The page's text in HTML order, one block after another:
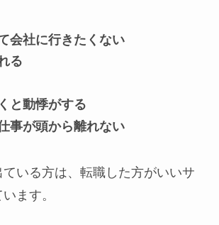
会社に行きたくない
る
と動悸がする
事が頭から離れない
いる方は、転職した方がいいサ
ます。